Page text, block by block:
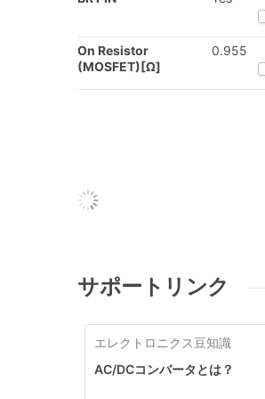
On Resistor
(MOSFET)[Ω]
0.955
サポートリンク
エレクトロニクス豆知識
AC/DCコンバータとは？